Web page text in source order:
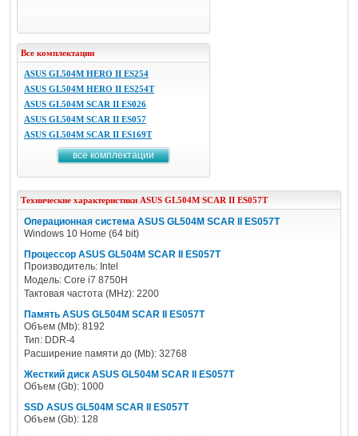
Все комплектации
ASUS GL504M HERO II ES254
ASUS GL504M HERO II ES254T
ASUS GL504M SCAR II ES026
ASUS GL504M SCAR II ES057
ASUS GL504M SCAR II ES169T
все комплектации
Технические характеристики ASUS GL504M SCAR II ES057T
Операционная система ASUS GL504M SCAR II ES057T
Windows 10 Home (64 bit)
Процессор ASUS GL504M SCAR II ES057T
Производитель: Intel
Модель: Core i7 8750H
Тактовая частота (MHz): 2200
Память ASUS GL504M SCAR II ES057T
Объем (Mb): 8192
Тип: DDR-4
Расширение памяти до (Mb): 32768
Жесткий диск ASUS GL504M SCAR II ES057T
Объем (Gb): 1000
SSD ASUS GL504M SCAR II ES057T
Объем (Gb): 128